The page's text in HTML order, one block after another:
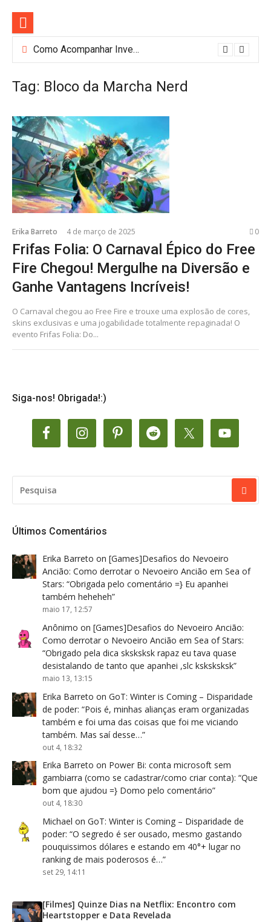
conteúdo
Como Acompanhar Investimentos de Forma Simples: Conheça o Investidor 10
Tag: Bloco da Marcha Nerd
Erika Barreto 4 de março de 2025 0
Frifas Folia: O Carnaval Épico do Free
Fire Chegou! Mergulhe na Diversão e
Ganhe Vantagens Incríveis!
O Carnaval chegou ao Free Fire e trouxe uma explosão de cores,
skins exclusivas e uma jogabilidade totalmente repaginada! O
evento Frifas Folia: Do...
Siga-nos! Obrigada!:)
POR:
Últimos Comentários
Erika Barreto on [Games]Desafios do Nevoeiro
Ancião: Como derrotar o Nevoeiro Ancião em Sea of
Stars: “Obrigada pelo comentário =} Eu apanhei
também heheheh”
maio 17, 12:57
Anônimo on [Games]Desafios do Nevoeiro Ancião:
Como derrotar o Nevoeiro Ancião em Sea of Stars:
“Obrigado pela dica sksksksk rapaz eu tava quase
desistalando de tanto que apanhei ,slc ksksksksk”
maio 13, 13:15
Erika Barreto on GoT: Winter is Coming – Disparidade
de poder: “Pois é, minhas alianças eram organizadas
também e foi uma das coisas que foi me viciando
também. Mas saí desse…”
out 4, 18:32
Erika Barreto on Power Bi: conta microsoft sem
gambiarra (como se cadastrar/como criar conta): “Que
bom que ajudou =} Domo pelo comentário”
out 4, 18:30
Michael on GoT: Winter is Coming – Disparidade de
poder: “O segredo é ser ousado, mesmo gastando
pouquissimos dólares e estando em 40°+ lugar no
ranking de mais poderosos é…”
set 29, 14:11
[Filmes] Quinze Dias na Netflix: Encontro com
Heartstopper e Data Revelada